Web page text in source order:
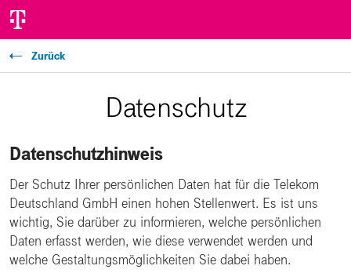
Zurück
Datenschutz
Datenschutzhinweis
Der Schutz Ihrer persönlichen Daten hat für die Telekom
Deutschland GmbH einen hohen Stellenwert. Es ist uns
wichtig, Sie darüber zu informieren, welche persönlichen
Daten erfasst werden, wie diese verwendet werden und
welche Gestaltungsmöglichkeiten Sie dabei haben.